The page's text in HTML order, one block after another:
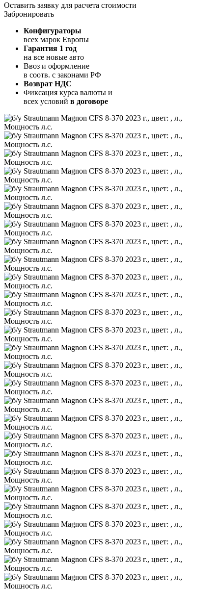
Оставить заявку для расчета стоимости
Забронировать
Конфигураторы
всех марок Европы
Гарантия 1 год
на все новые авто
Ввоз и оформление
в соотв. с законами РФ
Возврат НДС
Фиксация курса валюты и
всех условий в договоре